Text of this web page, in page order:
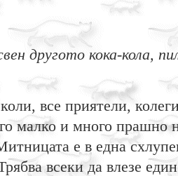
другото кока-кола,
все приятели,
малко и много прашно
е в една
всеки да влезе